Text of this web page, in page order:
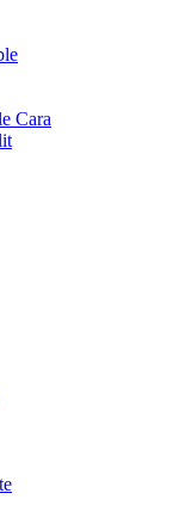
Cara